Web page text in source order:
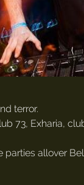
terror.
73, Exharia,
allover